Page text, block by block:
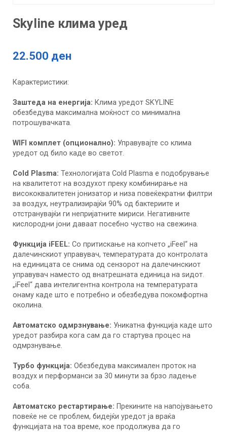
Skyline клима уред
22.500 ден
Карактеристики:
Заштеда на енергија: Клима уредот SKYLINE
обезбедува максимална моќност со минимална
потрошувачката.
WIFI комплет (опционално): Управувајте со клима
уредот од било каде во светот.
Cold Plasma: Технологијата Cold Plasma е подобрување
на квалитетот на воздухот преку комбинирање на
висококвалитетен јонизатор и низа повеќекратни филтри
за воздух, неутрализирајќи 90% од бактериите и
отстранувајќи ги непријатните мириси. Негативните
кислородни јони даваат посебно чуство на свежина.
Функција iFEEL: Со притискање на копчето „iFeel“ на
далечинскиот управувач, температурата до контролата
на единицата се снима од сензорот на далечинскиот
управувач наместо од внатрешната единица на ѕидот.
„iFeel“ дава интелигентна контрола на температурата
онаму каде што е потребно и обезбедува покомфортна
околина.
Автоматско одмрзнување: Уникатна функција каде што
уредот разбира кога сам да го стартува процес на
одмрзнување.
Турбо функција: Обезбедува максимален проток на
воздух и перформанси за 30 минути за брзо ладење
соба.
Автоматско рестартирање: Прекините на напојувањето
повеќе не се проблем, бидејќи уредот ја враќа
функцијата на тоа време, кое продолжува да го